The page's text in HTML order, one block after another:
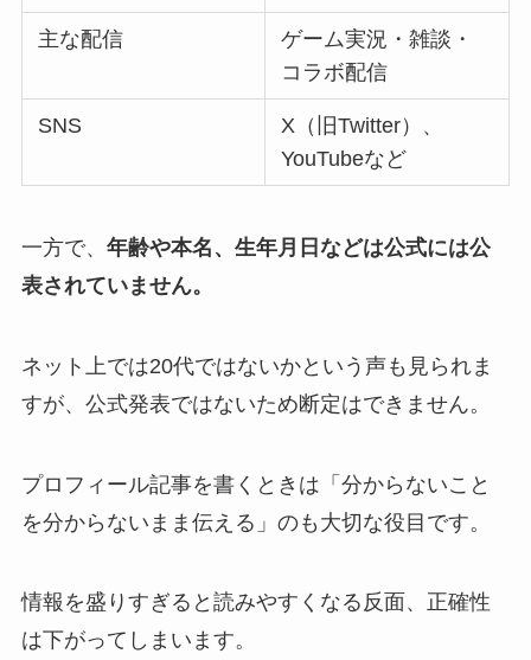
主な配信
ゲーム実況・雑談・
コラボ配信
SNS
X（旧Twitter）、
YouTubeなど
一方で、 年齢や本名、生年月日などは公式には公
表されていません。
ネット上では20代ではないかという声も見られま
すが、公式発表ではないため断定はできません。
プロフィール記事を書くときは「分からないこと
を分からないまま伝える」のも大切な役目です。
情報を盛りすぎると読みやすくなる反面、正確性
は下がってしまいます。